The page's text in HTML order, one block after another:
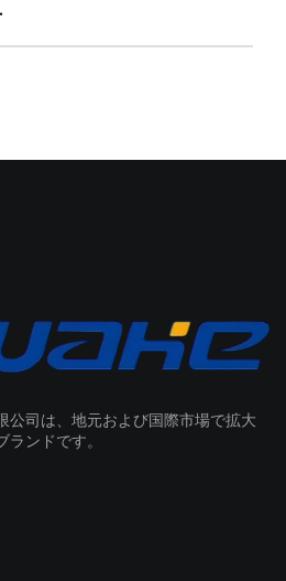
公司は、地元および国際市場で拡大
ンドです。